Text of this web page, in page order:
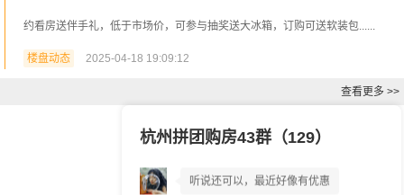
约看房送伴手礼，低于市场价，可参与抽奖送大冰箱，订购可送软装包......
楼盘动态 2025-04-18 19:09:12
查看更多 >>
杭州拼团购房43群（129）
杨家门小区到底好不好?
听说还可以，最近好像有优惠